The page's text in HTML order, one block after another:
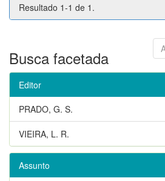
Resultado 1-1 de 1.
Busca facetada
Editor
PRADO, G. S.
VIEIRA, L. R.
Assunto